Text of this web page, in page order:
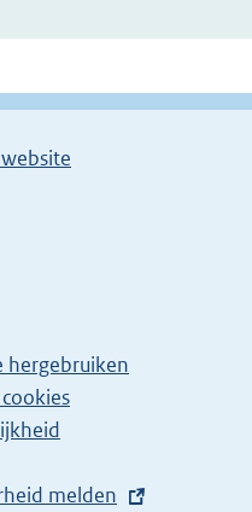
melden